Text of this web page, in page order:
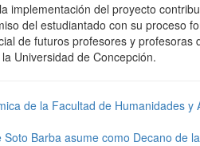
implementación del proyecto
del estudiantado con su proceso
de futuros profesores y
Universidad de Concepción.
de la Facultad de Humanidades
Soto Barba asume como Decano de